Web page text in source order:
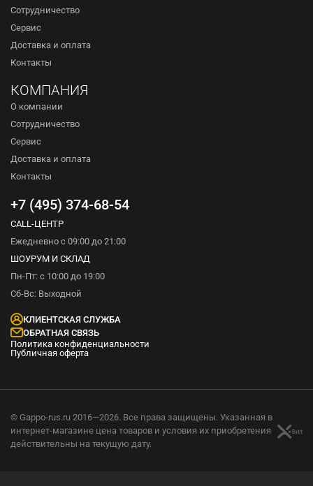
Сотрудничество
Сервис
Доставка и оплата
Контакты
КОМПАНИЯ
О компании
Сотрудничество
Сервис
Доставка и оплата
Контакты
+7 (495) 374-68-54
CALL-ЦЕНТР
Ежедневно с 09:00 до 21:00
ШОУРУМ И СКЛАД
Пн-Пт: с 10:00 до 19:00
Сб-Вс: Выходной
КЛИЕНТСКАЯ СЛУЖБА
ОБРАТНАЯ СВЯЗЬ
Политика конфиденциальности
Публичная оферта
© Gappo-rus.ru 2016—2026. Все права защищены. Указанная в
интернет-магазине цена товаров и условия их приобретения
действительны на текущую дату.